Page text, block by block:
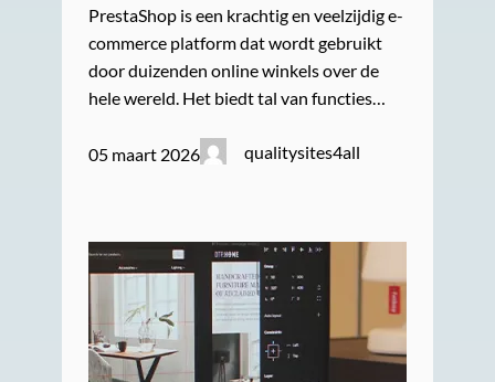
PrestaShop is een krachtig en veelzijdig e-
commerce platform dat wordt gebruikt
door duizenden online winkels over de
hele wereld. Het biedt tal van functies…
05 maart 2026 qualitysites4all